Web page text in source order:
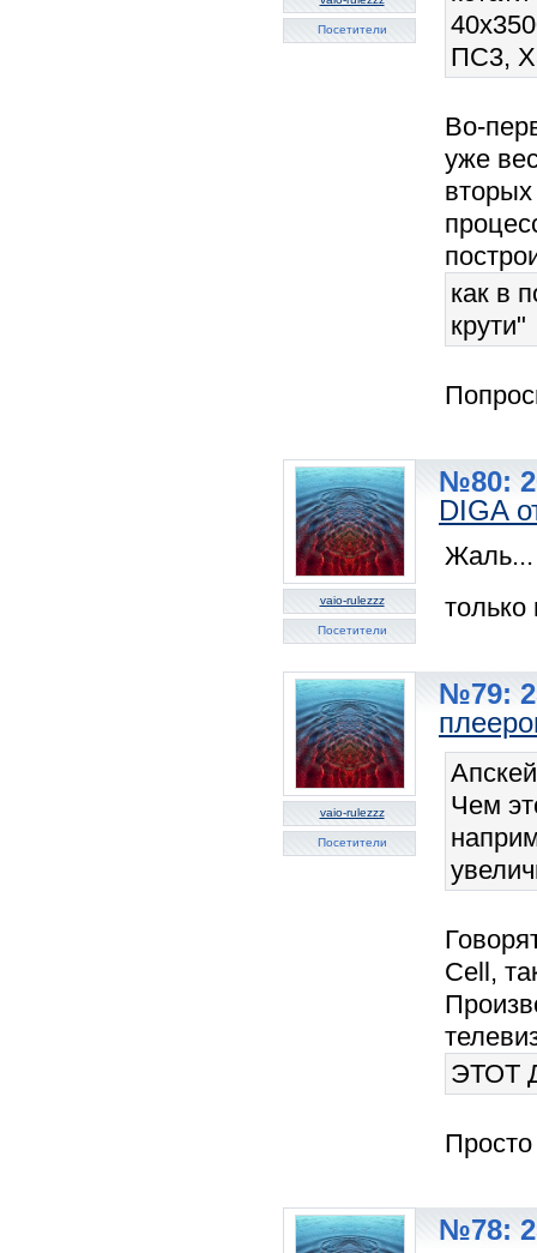
Посетители
ПС3,
Во-
уже
как в
крути"
vaio-rulezzz
Посетители
№80:
DIGA
Жаль...
vaio-rulezzz
Посетители
№79:
Чем
Cell,
ЭТОТ
№78: